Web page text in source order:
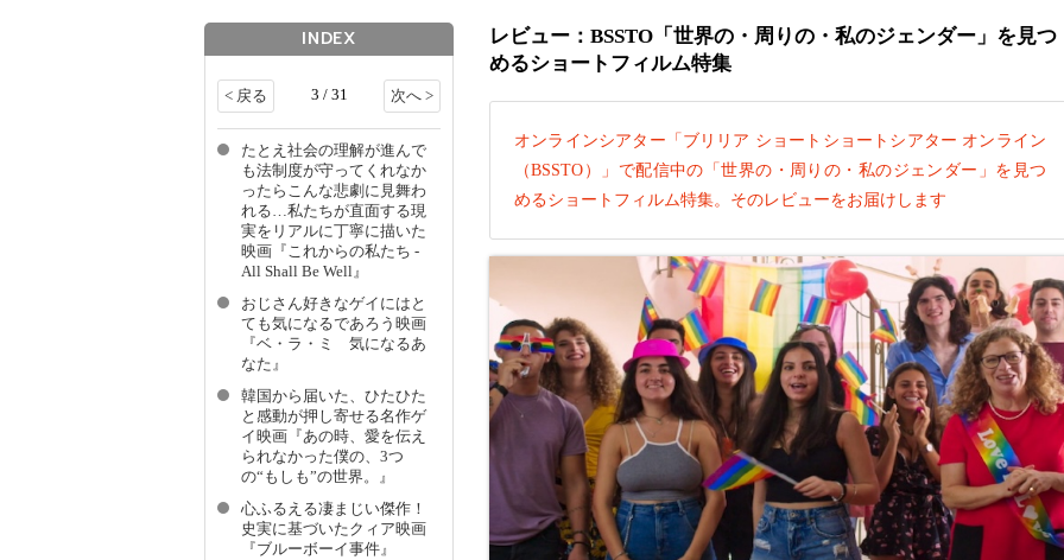
レビュー：BSSTO「世界の・周りの・私のジェンダー」を見つ
めるショートフィルム特集
オンラインシアター「ブリリア ショートショートシアター オンライン
（BSSTO）」で配信中の「世界の・周りの・私のジェンダー」を見つ
めるショートフィルム特集。そのレビューをお届けします
INDEX
< 戻る 3 / 31 次へ >
たとえ社会の理解が進んで
も法制度が守ってくれなか
ったらこんな悲劇に見舞わ
れる…私たちが直面する現
実をリアルに丁寧に描いた
映画『これからの私たち -
All Shall Be Well』
おじさん好きなゲイにはと
ても気になるであろう映画
『ベ・ラ・ミ 気になるあ
なた』
韓国から届いた、ひたひた
と感動が押し寄せる名作ゲ
イ映画『あの時、愛を伝え
られなかった僕の、3つ
の“もしも”の世界。』
心ふるえる凄まじい傑作！
史実に基づいたクィア映画
『ブルーボーイ事件』